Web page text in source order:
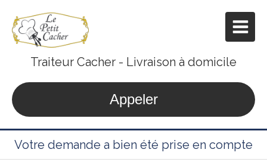
Traiteur Cacher - Livraison à domicile
Appeler
Votre demande a bien été prise en compte